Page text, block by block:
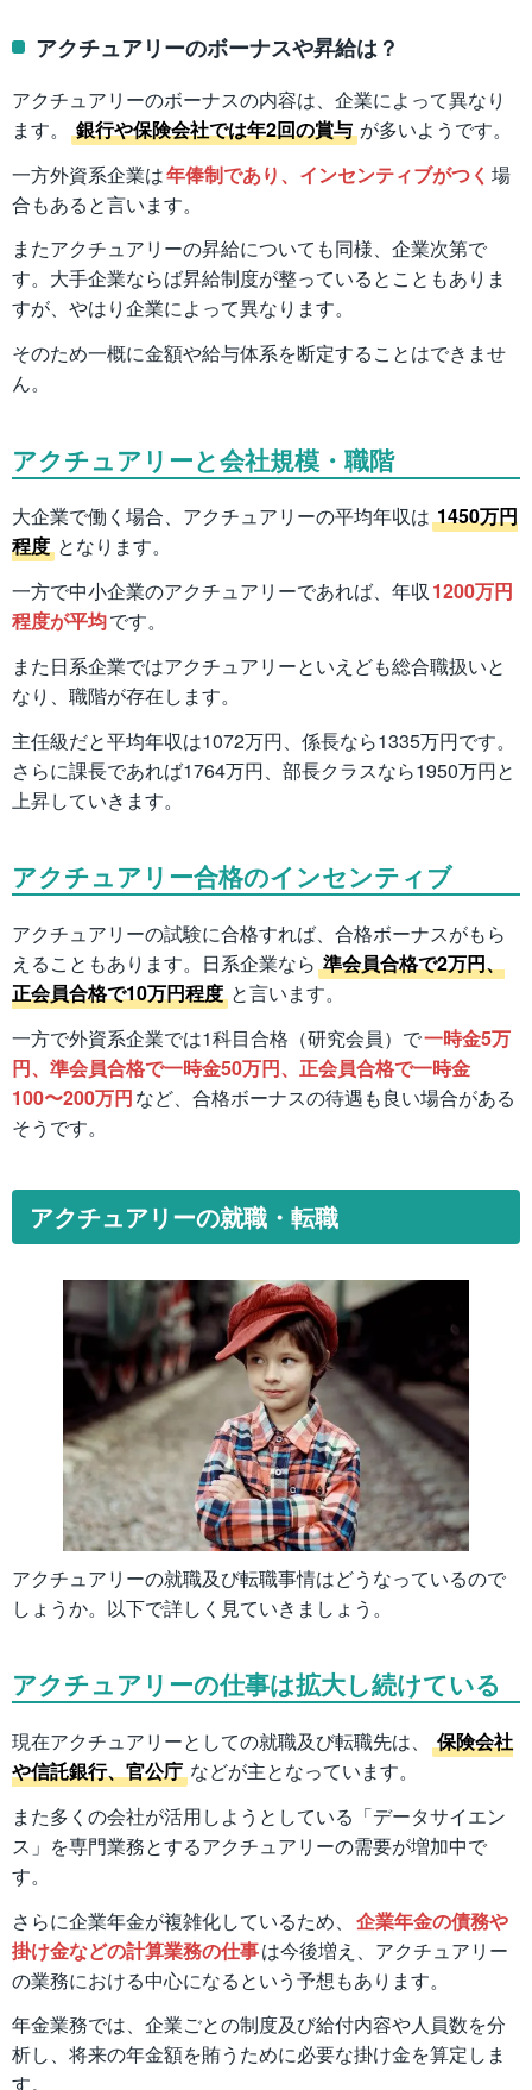
アクチュアリーのボーナスや昇給は？
アクチュアリーのボーナスの内容は、企業によって異なり
ます。
銀行や保険会社では年2回の賞与 が多いようです。
一方外資系企業は年俸制であり、インセンティブがつく 場
合もあると言います。
またアクチュアリーの昇給についても同様、企業次第で
す。大手企業ならば昇給制度が整っているとこともありま
すが、やはり企業によって異なります。
そのため一概に金額や給与体系を断定することはできませ
ん。
アクチュアリーと会社規模・職階
大企業で働く場合、アクチュアリーの平均年収は 1450万円
程度 となります。
一方で中小企業のアクチュアリーであれば、年収1200万円
程度が平均です。
また日系企業ではアクチュアリーといえども総合職扱いと
なり、職階が存在します。
主任級だと平均年収は1072万円、係長なら1335万円です。
さらに課長であれば1764万円、部長クラスなら1950万円と
上昇していきます。
アクチュアリー合格のインセンティブ
アクチュアリーの試験に合格すれば、合格ボーナスがもら
えることもあります。日系企業なら 準会員合格で2万円、
正会員合格で10万円程度 と言います。
一方で外資系企業では1科目合格（研究会員）で一時金5万
円、準会員合格で一時金50万円、正会員合格で一時金
100〜200万円など、合格ボーナスの待遇も良い場合がある
そうです。
アクチュアリーの就職・転職
アクチュアリーの就職及び転職事情はどうなっているので
しょうか。以下で詳しく見ていきましょう。
アクチュアリーの仕事は拡大し続けている
現在アクチュアリーとしての就職及び転職先は、
保険会社
や信託銀行、官公庁 などが主となっています。
また多くの会社が活用しようとしている「データサイエン
ス」を専門業務とするアクチュアリーの需要が増加中で
す。
さらに企業年金が複雑化しているため、 企業年金の債務や
掛け金などの計算業務の仕事は今後増え、アクチュアリー
の業務における中心になるという予想もあります。
年金業務では、企業ごとの制度及び給付内容や人員数を分
析し、将来の年金額を賄うために必要な掛け金を算定しま
す。